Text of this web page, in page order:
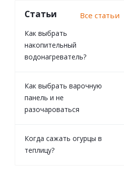
Статьи Все статьи
Как выбрать
накопительный
водонагреватель?
Как выбрать варочную
панель и не
разочароваться
Когда сажать огурцы в
теплицу?